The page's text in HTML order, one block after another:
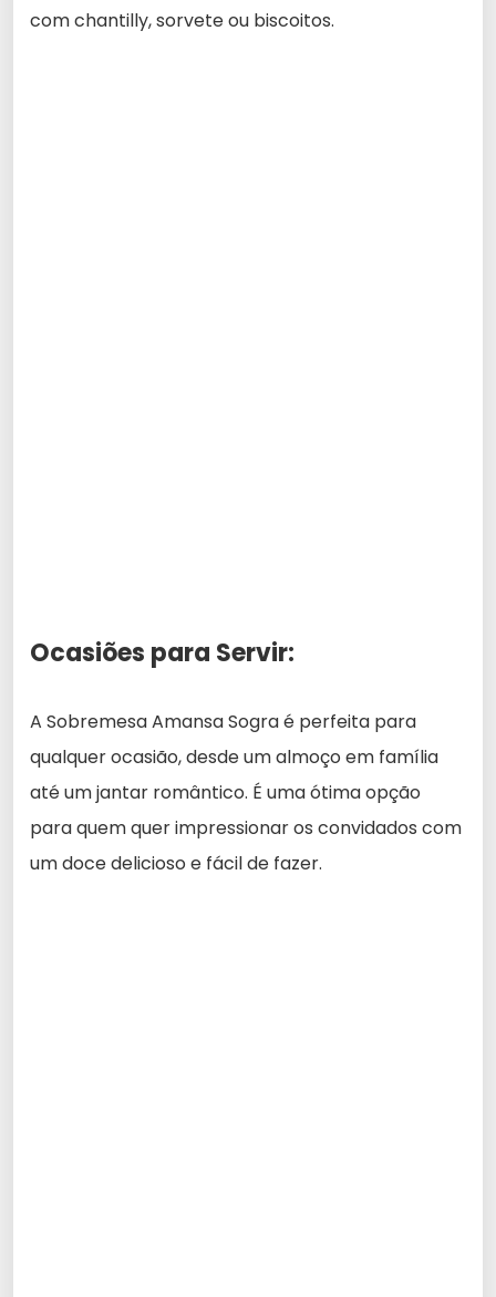
com chantilly, sorvete ou biscoitos.
Ocasiões para Servir:
A Sobremesa Amansa Sogra é perfeita para
qualquer ocasião, desde um almoço em família
até um jantar romântico. É uma ótima opção
para quem quer impressionar os convidados com
um doce delicioso e fácil de fazer.